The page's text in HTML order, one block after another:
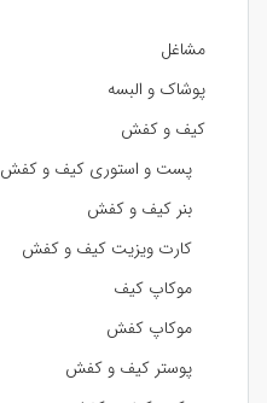
مشاغل
پوشاک و البسه
کیف و کفش
پست و استوری کیف و کفش
بنر کیف و کفش
کارت ویزیت کیف و کفش
موکاپ کیف
موکاپ کفش
پوستر کیف و کفش